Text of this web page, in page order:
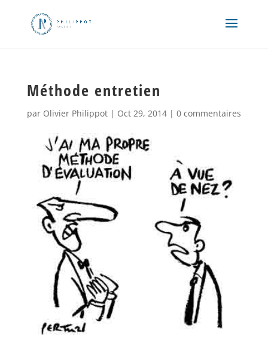
Méthode entretien
par Olivier Philippot| Oct 29, 2014| 0 commentaires